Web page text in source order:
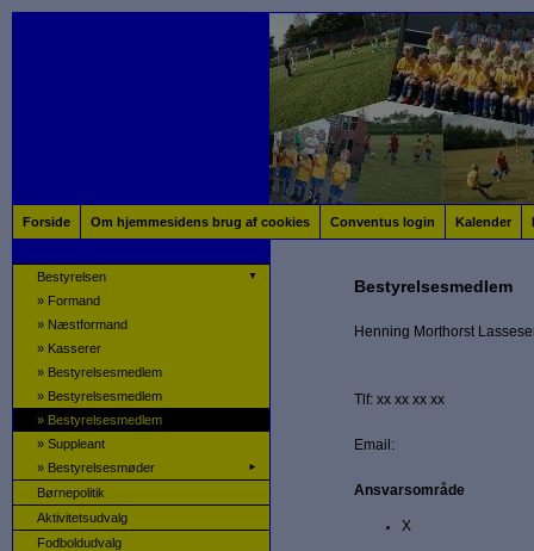
Forside Om hjemmesidens brug af cookies Conventus login Kalender
▼
Bestyrelsen
» Formand
» Næstformand
» Kasserer
» Bestyrelsesmedlem
» Bestyrelsesmedlem
» Bestyrelsesmedlem
» Suppleant
►
» Bestyrelsesmøder
Børnepolitik
Aktivitetsudvalg
Fodboldudvalg
Bestyrelsesmedlem
Henning Morthorst
Tlf: xx xx xx xx
Email:
Ansvarsområde
X